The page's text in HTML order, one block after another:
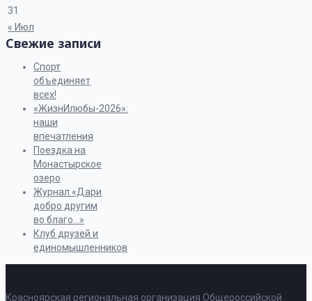
« Июл
31
Свежие записи
Спорт
объединяет
всех!
«ЖизнИлюбы-2026»:
наши
впечатления
Поездка на
Монастырское
озеро
Журнал «Дари
добро другим
во благо…»
Клуб друзей и
единомышленников
Красноярская региональная организация Общероссийской